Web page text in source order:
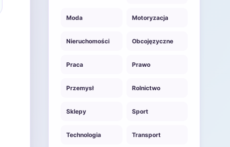
Moda Motoryzacja
Nieruchomości Obcojęzyczne
Praca Prawo
Przemysł Rolnictwo
Sklepy Sport
Technologia Transport